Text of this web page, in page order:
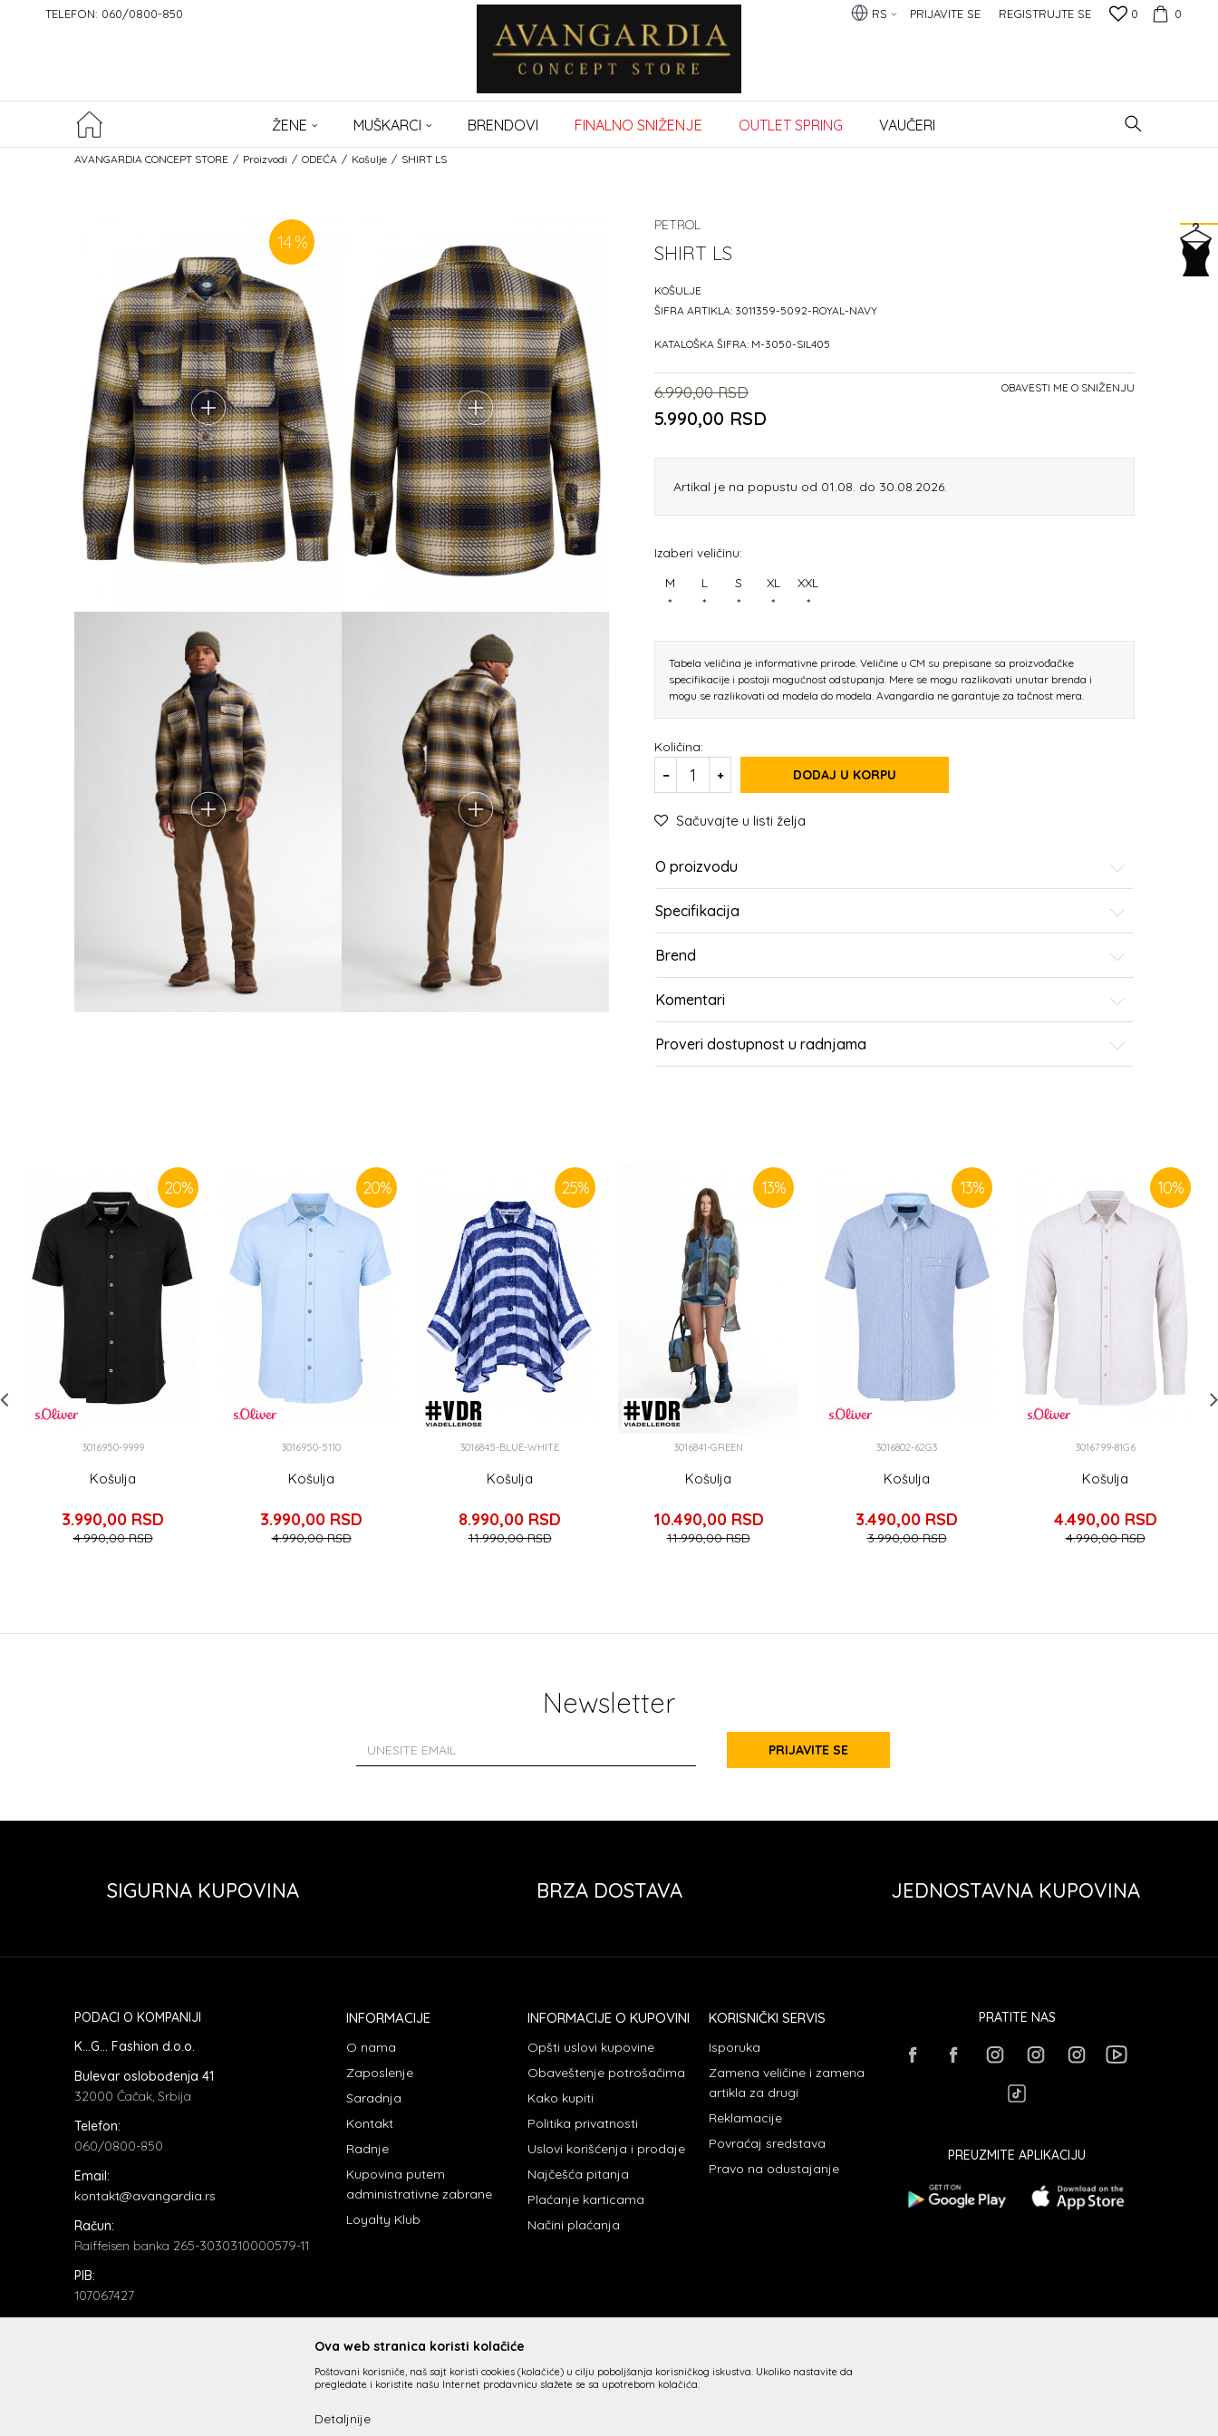
TELEFON: 060/0800-850 0
0
PRIJAVITE SE REGISTRUJTE SE
RS
ŽENE MUŠKARCI BRENDOVI FINALNO SNIŽENJE OUTLET SPRING VAUČERI
AVANGARDIA CONCEPT STORE Proizvodi ODEĆA Košulje SHIRT LS
14 %
PETROL
SHIRT LS
KOŠULJE
ŠIFRA ARTIKLA: 3011359-5092-ROYAL-NAVY
KATALOŠKA ŠIFRA: M-3050-SIL405
6.990,00 RSD
5.990,00 RSD
OBAVESTI ME O SNIŽENJU
Artikal je na popustu od 01.08. do 30.08.2026.
Izaberi veličinu:
M
*
L
*
S
*
XL
*
XXL
*
Tabela veličina je informativne prirode. Veličine u CM su prepisane sa proizvođačke
specifikacije i postoji mogućnost odstupanja. Mere se mogu razlikovati unutar brenda i
mogu se razlikovati od modela do modela. Avangardia ne garantuje za tačnost mera.
Količina:
DODAJ U KORPU
Sačuvajte u listi želja
O proizvodu
Specifikacija
Brend
Komentari
Proveri dostupnost u radnjama
20%
3016950-9999
Košulja
3.990,00 RSD
4.990,00RSD
20%
3016950-5110
Košulja
3.990,00 RSD
4.990,00RSD
25%
3016845-BLUE-WHITE
Košulja
8.990,00 RSD
11.990,00RSD
13%
3016841-GREEN
Košulja
10.490,00 RSD
11.990,00RSD
13%
3016802-62G3
Košulja
3.490,00 RSD
3.990,00RSD
10%
3016799-81G6
Košulja
4.490,00 RSD
4.990,00RSD
Newsletter
PRIJAVITE SE
SIGURNA KUPOVINA BRZA DOSTAVA JEDNOSTAVNA KUPOVINA
PODACI O KOMPANIJI
K...G... Fashion d.o.o.
Bulevar oslobođenja 41
32000 Čačak, Srbija
Telefon:
060/0800-850
Email:
kontakt@avangardia.rs
Račun:
Raiffeisen banka 265-3030310000579-11
PIB:
107067427
INFORMACIJE
O nama
Zaposlenje
Saradnja
Kontakt
Radnje
Kupovina putem
administrativne zabrane
Loyalty Klub
INFORMACIJE O KUPOVINI
Opšti uslovi kupovine
Obaveštenje potrošačima
Kako kupiti
Politika privatnosti
Uslovi korišćenja i prodaje
Najčešća pitanja
Plaćanje karticama
Načini plaćanja
KORISNIČKI SERVIS
Isporuka
Zamena veličine i zamena
artikla za drugi
Reklamacije
Povraćaj sredstava
Pravo na odustajanje
PRATITE NAS
PREUZMITE APLIKACIJU
Ova web stranica koristi kolačiće
Poštovani korisniče, naš sajt koristi cookies (kolačiće) u cilju poboljšanja korisničkog iskustva. Ukoliko nastavite da
pregledate i koristite našu Internet prodavnicu slažete se sa upotrebom kolačića.
Detaljnije